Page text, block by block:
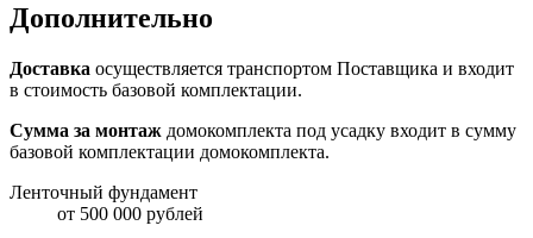
Дополнительно
Доставка осуществляется транспортом Поставщика и входит
в стоимость базовой комплектации.
Сумма за монтаж домокомплекта под усадку входит в сумму
базовой комплектации домокомплекта.
Ленточный фундамент
от 500 000 рублей